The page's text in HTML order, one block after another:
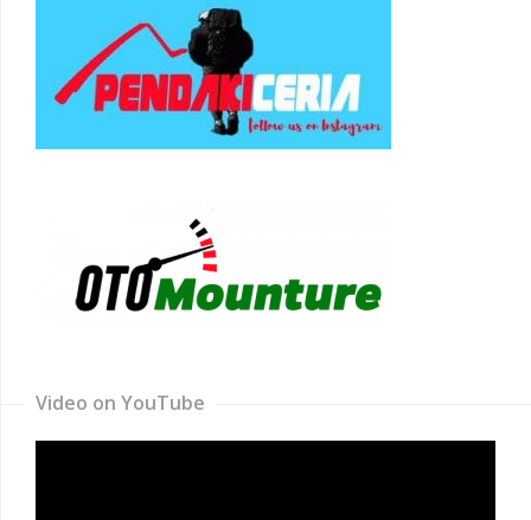
Video on YouTube